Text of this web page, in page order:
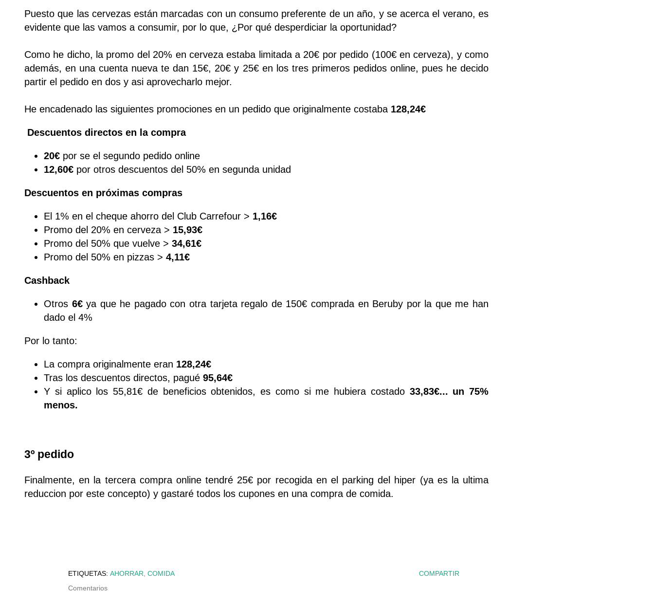
Puesto que las cervezas están marcadas con un consumo preferente de un año, y se acerca el verano, es
evidente que las vamos a consumir, por lo que, ¿Por qué desperdiciar la oportunidad?
Como he dicho, la promo del 20% en cerveza estaba limitada a 20€ por pedido (100€ en cerveza), y como
además, en una cuenta nueva te dan 15€, 20€ y 25€ en los tres primeros pedidos online, pues he decido
partir el pedido en dos y asi aprovecharlo mejor.
He encadenado las siguientes promociones en un pedido que originalmente costaba 128,24€
Descuentos directos en la compra
20€ por se el segundo pedido online
12,60€ por otros descuentos del 50% en segunda unidad
Descuentos en próximas compras
El 1% en el cheque ahorro del Club Carrefour > 1,16€
Promo del 20% en cerveza > 15,93€
Promo del 50% que vuelve > 34,61€
Promo del 50% en pizzas > 4,11€
Cashback
Otros 6€ya que he pagado con otra tarjeta regalo de 150€ comprada en Beruby por la que me han
dado el 4%
Por lo tanto:
La compra originalmente eran 128,24€
Tras los descuentos directos, pagué 95,64€
Y si aplico los 55,81€ de beneficios obtenidos, es como si me hubiera costado 33,83€... un 75%
menos.
3º pedido
Finalmente, en la tercera compra online tendré 25€ por recogida en el parking del hiper (ya es la ultima
reduccion por este concepto) y gastaré todos los cupones en una compra de comida.
ETIQUETAS: AHORRAR COMIDA
COMPARTIR
Comentarios